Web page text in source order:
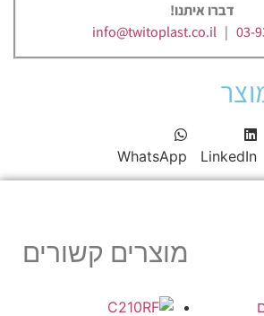
דברו איתנו!
03-
|
info@twitoplast.co.il
LinkedIn
WhatsApp
מוצרים קשורים